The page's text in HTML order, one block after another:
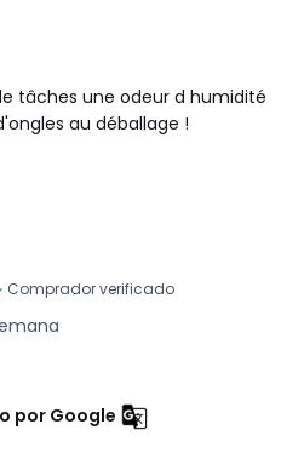
tâches une odeur d humidité
au déballage !
Comprador verificado
por Google